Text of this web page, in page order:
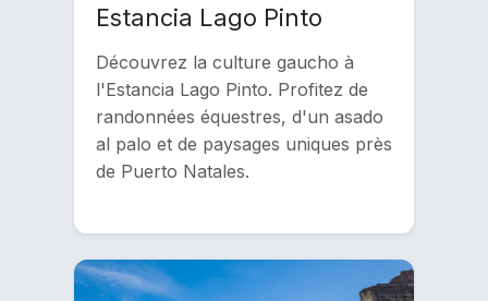
Estancia Lago Pinto
Découvrez la culture gaucho à
l'Estancia Lago Pinto. Profitez de
randonnées équestres, d'un asado
al palo et de paysages uniques près
de Puerto Natales.